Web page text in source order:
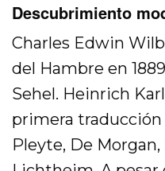
Descubrimiento
Charles Edwin
del Hambre en
Sehel. Heinrich
primera traducción
Pleyte, De